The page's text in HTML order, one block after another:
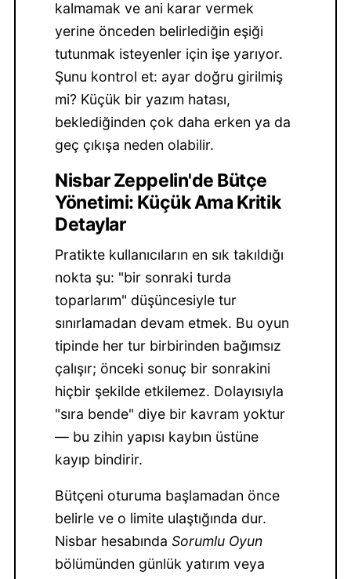
kalmamak ve ani karar vermek
yerine önceden belirlediğin eşiği
tutunmak isteyenler için işe yarıyor.
Şunu kontrol et: ayar doğru girilmiş
mi? Küçük bir yazım hatası,
beklediğinden çok daha erken ya da
geç çıkışa neden olabilir.
Nisbar Zeppelin'de Bütçe
Yönetimi: Küçük Ama Kritik
Detaylar
Pratikte kullanıcıların en sık takıldığı
nokta şu: "bir sonraki turda
toparlarım" düşüncesiyle tur
sınırlamadan devam etmek. Bu oyun
tipinde her tur birbirinden bağımsız
çalışır; önceki sonuç bir sonrakini
hiçbir şekilde etkilemez. Dolayısıyla
"sıra bende" diye bir kavram yoktur
— bu zihin yapısı kaybın üstüne
kayıp bindirir.
Bütçeni oturuma başlamadan önce
belirle ve o limite ulaştığında dur.
Nisbar hesabındaSorumlu Oyun
bölümünden günlük yatırım veya